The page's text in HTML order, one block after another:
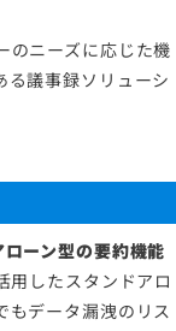
のニーズに応じた機
る議事録ソリューシ
ーン型の要約機能
用したスタンドアロ
もデータ漏洩のリス